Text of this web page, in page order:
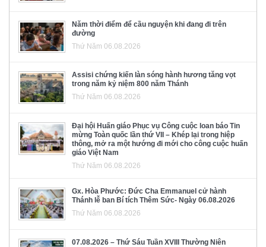
Năm thời điểm để cầu nguyện khi đang đi trên
đường
Thứ Năm 06.08.2026
Assisi chứng kiến làn sóng hành hương tăng vọt
trong năm kỷ niệm 800 năm Thánh
Thứ Năm 06.08.2026
Đại hội Huấn giáo Phục vụ Công cuộc loan báo Tin
mừng Toàn quốc lần thứ VII – Khép lại trong hiệp
thông, mở ra một hướng đi mới cho công cuộc huấn
giáo Việt Nam
Thứ Năm 06.08.2026
Gx. Hòa Phước: Đức Cha Emmanuel cử hành
Thánh lễ ban Bí tích Thêm Sức- Ngày 06.08.2026
Thứ Năm 06.08.2026
07.08.2026 – Thứ Sáu Tuần XVIII Thường Niên